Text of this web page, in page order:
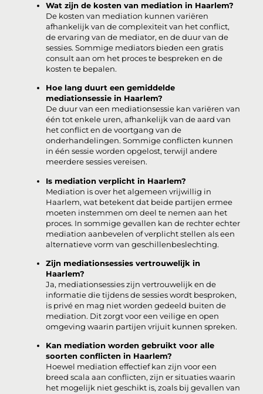
Wat zijn de kosten van mediation in Haarlem?
De kosten van mediation kunnen variëren
afhankelijk van de complexiteit van het conflict,
de ervaring van de mediator, en de duur van de
sessies. Sommige mediators bieden een gratis
consult aan om het proces te bespreken en de
kosten te bepalen.
Hoe lang duurt een gemiddelde
mediationsessie in Haarlem?
De duur van een mediationsessie kan variëren van
één tot enkele uren, afhankelijk van de aard van
het conflict en de voortgang van de
onderhandelingen. Sommige conflicten kunnen
in één sessie worden opgelost, terwijl andere
meerdere sessies vereisen.
Is mediation verplicht in Haarlem?
Mediation is over het algemeen vrijwillig in
Haarlem, wat betekent dat beide partijen ermee
moeten instemmen om deel te nemen aan het
proces. In sommige gevallen kan de rechter echter
mediation aanbevelen of verplicht stellen als een
alternatieve vorm van geschillenbeslechting.
Zijn mediationsessies vertrouwelijk in
Haarlem?
Ja, mediationsessies zijn vertrouwelijk en de
informatie die tijdens de sessies wordt besproken,
is privé en mag niet worden gedeeld buiten de
mediation. Dit zorgt voor een veilige en open
omgeving waarin partijen vrijuit kunnen spreken.
Kan mediation worden gebruikt voor alle
soorten conflicten in Haarlem?
Hoewel mediation effectief kan zijn voor een
breed scala aan conflicten, zijn er situaties waarin
het mogelijk niet geschikt is, zoals bij gevallen van